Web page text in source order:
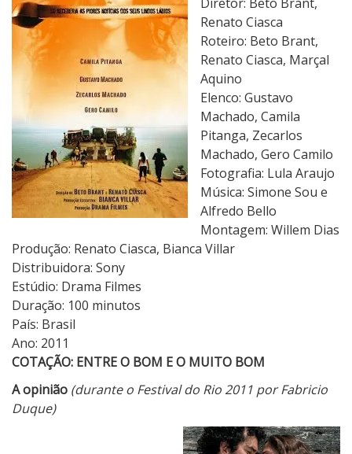
R
e
c
e
r
i
a
A
s
P
o
r
e
s
N
o
t
í
c
Renato Ciasca
Roteiro: Beto Brant,
Renato Ciasca, Marçal
Aquino
Elenco: Gustavo
Machado, Camila
Pitanga, Zecarlos
Machado, Gero Camilo
Fotografia: Lula Araujo
Música: Simone Sou e
Alfredo Bello
Montagem: Willem Dias
Produção: Renato Ciasca, Bianca Villar
Distribuidora: Sony
Estúdio: Drama Filmes
Duração: 100 minutos
País: Brasil
Ano: 2011
COTAÇÃO: ENTRE O BOM E O MUITO BOM
A opinião (durante o Festival do Rio 2011 por Fabricio
Duque)